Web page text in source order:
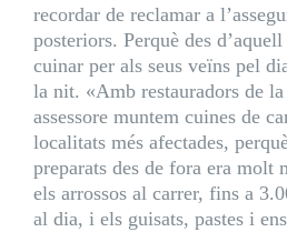
recordar de reclamar a
posteriors. Perquè des
cuinar per als seus veïns pel
la nit. «Amb restauradors de
assessore muntem cuines de
localitats més afectades,
preparats des de fora era molt
els arrossos al carrer, fins a
al dia, i els guisats, pastes i